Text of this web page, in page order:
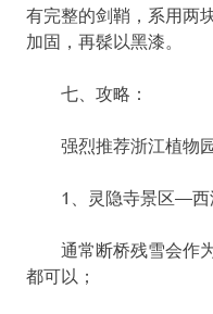
有完整的剑鞘，系用两
加固，再髹以黑漆。
七、攻略：
强烈推荐浙江植物
1、灵隐寺景区—西
通常断桥残雪会作
都可以；